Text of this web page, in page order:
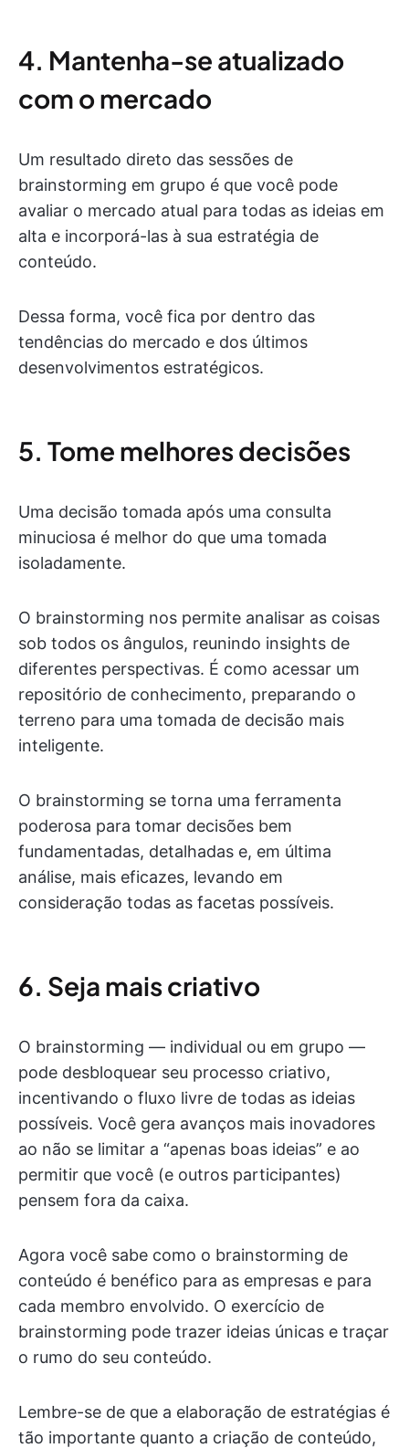
4. Mantenha-se atualizado
com o mercado
Um resultado direto das sessões de
brainstorming em grupo é que você pode
avaliar o mercado atual para todas as ideias em
alta e incorporá-las à sua estratégia de
conteúdo.
Dessa forma, você fica por dentro das
tendências do mercado e dos últimos
desenvolvimentos estratégicos.
5. Tome melhores decisões
Uma decisão tomada após uma consulta
minuciosa é melhor do que uma tomada
isoladamente.
O brainstorming nos permite analisar as coisas
sob todos os ângulos, reunindo insights de
diferentes perspectivas. É como acessar um
repositório de conhecimento, preparando o
terreno para uma tomada de decisão mais
inteligente.
O brainstorming se torna uma ferramenta
poderosa para tomar decisões bem
fundamentadas, detalhadas e, em última
análise, mais eficazes, levando em
consideração todas as facetas possíveis.
6. Seja mais criativo
O brainstorming — individual ou em grupo —
pode desbloquear seu processo criativo,
incentivando o fluxo livre de todas as ideias
possíveis. Você gera avanços mais inovadores
ao não se limitar a “apenas boas ideias” e ao
permitir que você (e outros participantes)
pensem fora da caixa.
Agora você sabe como o brainstorming de
conteúdo é benéfico para as empresas e para
cada membro envolvido. O exercício de
brainstorming pode trazer ideias únicas e traçar
o rumo do seu conteúdo.
Lembre-se de que a elaboração de estratégias é
tão importante quanto a criação de conteúdo,